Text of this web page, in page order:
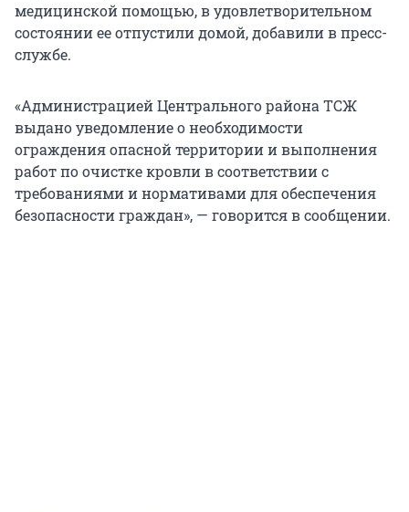
медицинской помощью, в удовлетворительном
состоянии ее отпустили домой, добавили в пресс-
службе.
«Администрацией Центрального района ТСЖ
выдано уведомление о необходимости
ограждения опасной территории и выполнения
работ по очистке кровли в соответствии с
требованиями и нормативами для обеспечения
безопасности граждан», — говорится в сообщении.